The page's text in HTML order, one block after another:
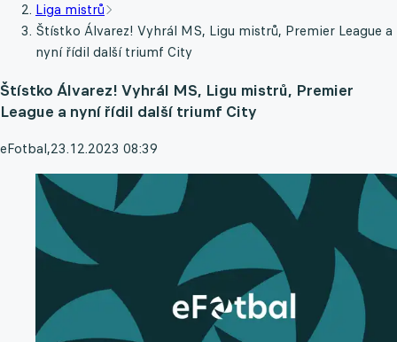
Liga mistrů
Štístko Álvarez! Vyhrál MS, Ligu mistrů, Premier League a
nyní řídil další triumf City
Štístko Álvarez! Vyhrál MS, Ligu mistrů, Premier
League a nyní řídil další triumf City
eFotbal,23.12.2023 08:39